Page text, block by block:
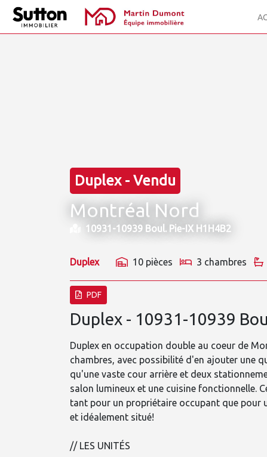
Duplex - Vendu
Montréal Nord
10931-10939 Boul. Pie-IX H1H4B2
Duplex 10 pièces 3 chambres
PDF
Duplex - 10931-10939
Duplex en occupation double au coeur de
chambres, avec possibilité d'en ajouter une
qu'une vaste cour arrière et deux
salon lumineux et une cuisine fonctionnelle.
tant pour un propriétaire occupant que pour
et idéalement situé!
// LES UNITÉS